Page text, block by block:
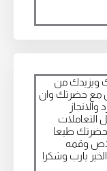
من
حضرتك وان
طبعا
وقمه
يارب وشكرا